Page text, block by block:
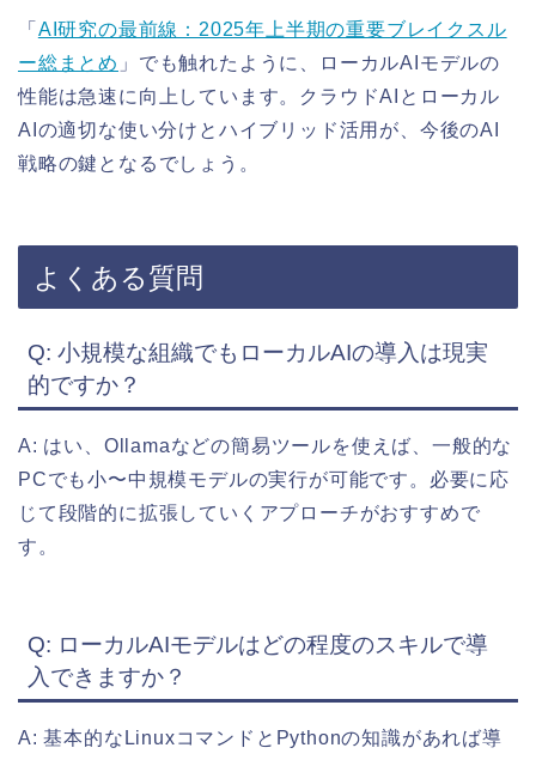
「 AI研究の最前線：2025年上半期の重要ブレイクスル
ー総まとめ 」でも触れたように、ローカルAIモデルの
性能は急速に向上しています。クラウドAIとローカル
AIの適切な使い分けとハイブリッド活用が、今後のAI
戦略の鍵となるでしょう。
よくある質問
Q: 小規模な組織でもローカルAIの導入は現実
的ですか？
A: はい、Ollamaなどの簡易ツールを使えば、一般的な
PCでも小〜中規模モデルの実行が可能です。必要に応
じて段階的に拡張していくアプローチがおすすめで
す。
Q: ローカルAIモデルはどの程度のスキルで導
入できますか？
A: 基本的なLinuxコマンドとPythonの知識があれば導